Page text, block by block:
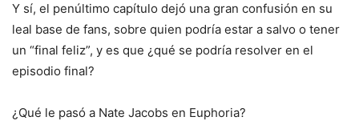
Y sí, el penúltimo capítulo dejó una gran confusión en su
leal base de fans, sobre quien podría estar a salvo o tener
un “final feliz”, y es que ¿qué se podría resolver en el
episodio final?
¿Qué le pasó a Nate Jacobs en Euphoria?